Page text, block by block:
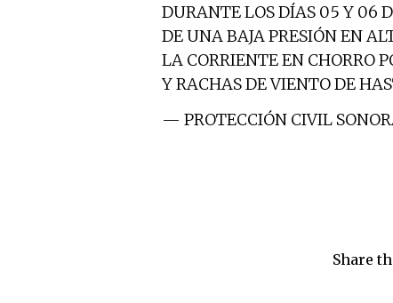
DURANTE LOS DÍAS 05 Y 06
DE UNA BAJA PRESIÓN EN
LA CORRIENTE EN CHORRO
Y RACHAS DE VIENTO DE
— PROTECCIÓN CIVIL
Share